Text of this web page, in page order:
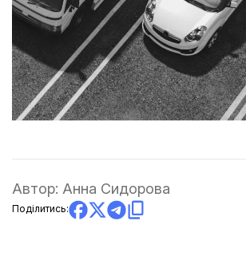
Автор: Анна Сидорова
Поділитись: